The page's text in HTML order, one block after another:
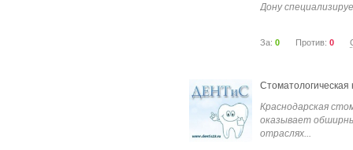
Дону
За: 0 Против: 0
Краснодарская
оказывает
отраслях...